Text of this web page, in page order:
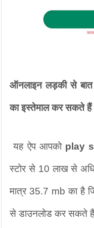
ऑनलाइन लड़की से
का इस्तेमाल कर सकते हैं
यह ऐप आपको play
स्टोर से 10 लाख से
मात्र 35.7 mb का है
से डाउनलोड कर सकते हैं